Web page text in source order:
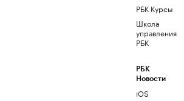
РБК Курсы
Школа
управления
РБК
РБК
Новости
iOS